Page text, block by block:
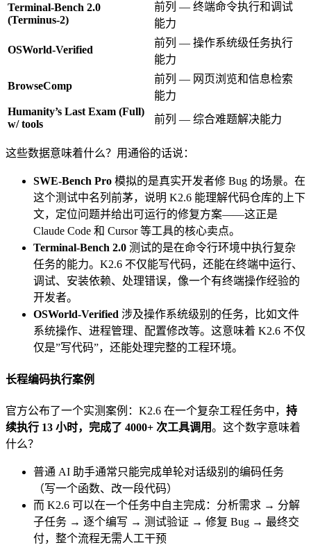
Terminal-Bench 2.0
(Terminus-2)
前列 — 终端命令执行和调试
能力
OSWorld-Verified
前列 — 操作系统级任务执行
能力
BrowseComp
前列 — 网页浏览和信息检索
能力
Humanity’s Last Exam (Full)
w/ tools
前列 — 综合难题解决能力
这些数据意味着什么？用通俗的话说：
SWE-Bench Pro 模拟的是真实开发者修 Bug 的场景。在
这个测试中名列前茅，说明 K2.6 能理解代码仓库的上下
文，定位问题并给出可运行的修复方案——这正是
Claude Code 和 Cursor 等工具的核心卖点。
Terminal-Bench 2.0 测试的是在命令行环境中执行复杂
任务的能力。K2.6 不仅能写代码，还能在终端中运行、
调试、安装依赖、处理错误，像一个有终端操作经验的
开发者。
OSWorld-Verified 涉及操作系统级别的任务，比如文件
系统操作、进程管理、配置修改等。这意味着 K2.6 不仅
仅是”写代码”，还能处理完整的工程环境。
长程编码执行案例
官方公布了一个实测案例：K2.6 在一个复杂工程任务中， 持
续执行 13 小时，完成了 4000+ 次工具调用。这个数字意味着
什么？
普通 AI 助手通常只能完成单轮对话级别的编码任务
（写一个函数、改一段代码）
而 K2.6 可以在一个任务中自主完成：分析需求 → 分解
子任务 → 逐个编写 → 测试验证 → 修复 Bug → 最终交
付，整个流程无需人工干预